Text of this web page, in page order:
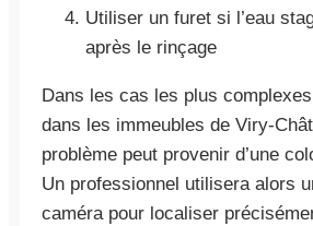
Utiliser un furet si l’eau
après le rinçage
Dans les cas les plus
dans les immeubles de Viry-
problème peut provenir d’une
Un professionnel utilisera alors
caméra pour localiser